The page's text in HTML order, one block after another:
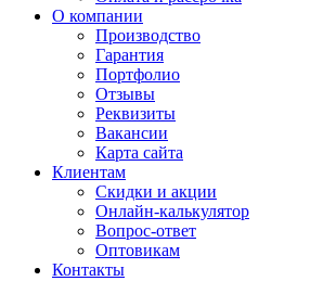
О компании
Производство
Гарантия
Портфолио
Отзывы
Реквизиты
Вакансии
Карта сайта
Клиентам
Скидки и акции
Онлайн-калькулятор
Вопрос-ответ
Оптовикам
Контакты